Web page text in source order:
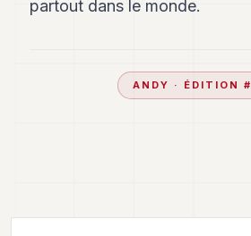
partout dans le monde.
ANDY · ÉDITION #